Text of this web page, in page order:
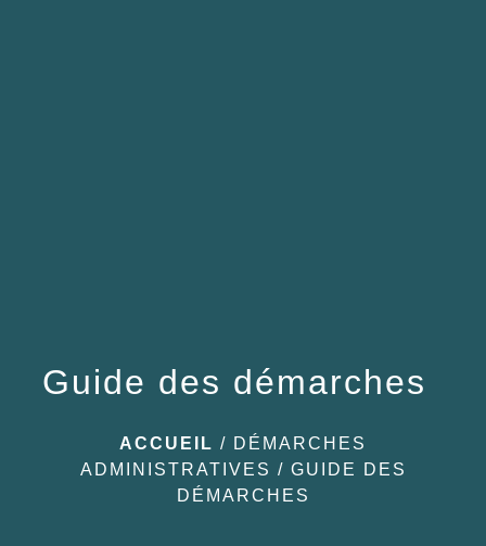
Guide des démarches
ACCUEIL / DÉMARCHES
ADMINISTRATIVES / GUIDE DES
DÉMARCHES